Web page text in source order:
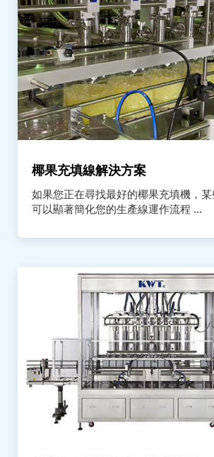
椰果充填線解決方案
如果您正在尋找最好的椰果充填機，
可以顯著簡化您的生產線運作流程 ...